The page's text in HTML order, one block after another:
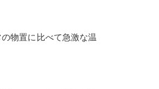
物置に比べて急激な温